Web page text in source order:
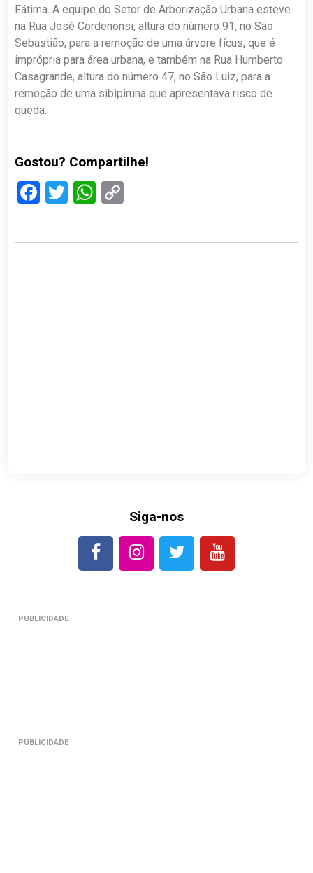
Fátima. A equipe do Setor de Arborização Urbana esteve
na Rua José Cordenonsi, altura do número 91, no São
Sebastião, para a remoção de uma árvore fícus, que é
imprópria para área urbana, e também na Rua Humberto
Casagrande, altura do número 47, no São Luiz, para a
remoção de uma sibipiruna que apresentava risco de
queda.
Gostou? Compartilhe!
Facebook
TwitterWhatsApp
Siga-nos
PUBLICIDADE
PUBLICIDADE